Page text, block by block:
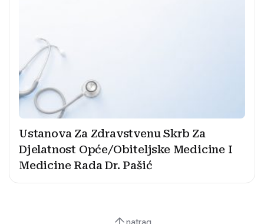
Ustanova Za Zdravstvenu Skrb Za
Djelatnost Opće/Obiteljske Medicine I
Medicine Rada Dr. Pašić